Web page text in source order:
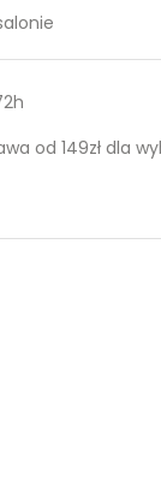
od 149zł dla